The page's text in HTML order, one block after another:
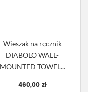
Wieszak na ręcznik
DIABOLO WALL-
MOUNTED TOWEL...
460,00 zł